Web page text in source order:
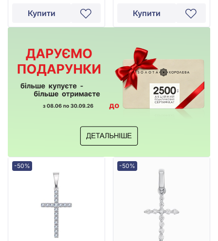
Купити Купити
-50% -50%